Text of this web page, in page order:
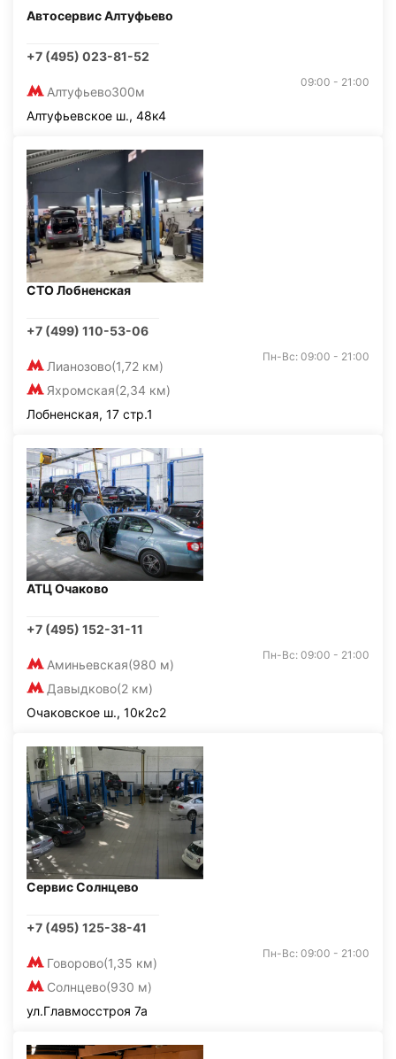
Автосервис Алтуфьево
+7 (495) 023-81-52
Алтуфьево300м
09:00 - 21:00
Алтуфьевское ш., 48к4
СТО Лобненская
+7 (499) 110-53-06
Лианозово(1,72 км)
Яхромская(2,34 км)
Пн-Вс: 09:00 - 21:00
Лобненская, 17 стр.1
АТЦ Очаково
+7 (495) 152-31-11
Аминьевская(980 м)
Давыдково(2 км)
Пн-Вс: 09:00 - 21:00
Очаковское ш., 10к2с2
Сервис Солнцево
+7 (495) 125-38-41
Говорово(1,35 км)
Солнцево(930 м)
Пн-Вс: 09:00 - 21:00
ул.Главмосстроя 7а